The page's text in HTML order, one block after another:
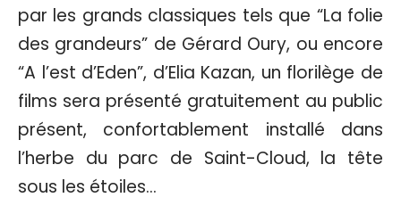
par les grands classiques tels que “La folie
des grandeurs” de Gérard Oury, ou encore
“A l’est d’Eden”, d’Elia Kazan, un florilège de
films sera présenté gratuitement au public
présent, confortablement installé dans
l’herbe du parc de Saint-Cloud, la tête
sous les étoiles…